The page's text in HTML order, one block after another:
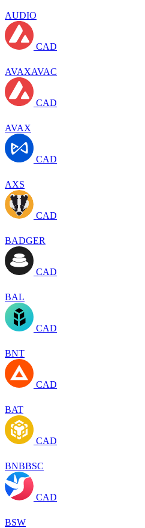
AUDIO
CAD
AVAXAVAC
CAD
AVAX
CAD
AXS
CAD
BADGER
CAD
BAL
CAD
BNT
CAD
BAT
CAD
BNBBSC
CAD
BSW